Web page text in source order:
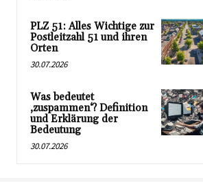
PLZ 51: Alles Wichtige zur
Postleitzahl 51 und ihren
Orten
30.07.2026
Was bedeutet
‚zuspammen‘? Definition
und Erklärung der
Bedeutung
30.07.2026